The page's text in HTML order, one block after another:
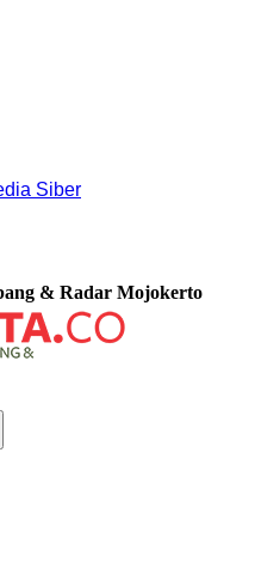
Siber
& Radar Mojokerto